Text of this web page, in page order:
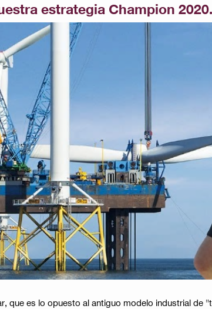
estrategia Champion 2020.
que es lo opuesto al antiguo modelo industrial de